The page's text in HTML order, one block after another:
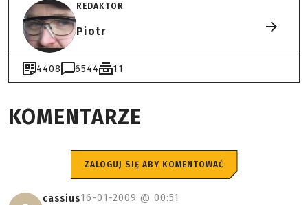
REDAKTOR
Piotr
4408 6544 11
KOMENTARZE
ZALOGUJ SIĘ ABY KOMENTOWAĆ
cassius16-01-2009 @ 00:51